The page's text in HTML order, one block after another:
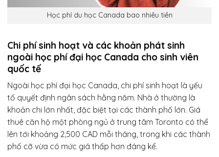
Học phí du học Canada bao nhiêu tiền
Chi phí sinh hoạt và các khoản phát sinh
ngoài học phí đại học Canada cho sinh viên
quốc tế
Ngoài học phí đại học Canada, chi phí sinh hoạt là yếu
tố quyết định ngân sách hằng năm. Nhà ở thường là
khoản chi lớn nhất, đặc biệt tại các thành phố lớn. Giá
thuê căn hộ một phòng ngủ ở trung tâm Toronto có thể
lên tới khoảng 2,500 CAD mỗi tháng, trong khi các thành
phố cỡ vừa có mức giá thấp hơn đáng kể.